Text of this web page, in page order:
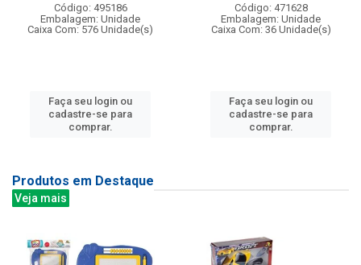
Código: 495186
Embalagem: Unidade
Caixa Com: 576 Unidade(s)
Faça seu login ou
cadastre-se para
comprar.
Código: 471628
Embalagem: Unidade
Caixa Com: 36 Unidade(s)
Faça seu login ou
cadastre-se para
comprar.
Produtos em Destaque
Veja mais